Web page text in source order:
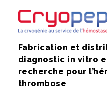
Fabrication et
diagnostic in vitro
recherche pour
thrombose